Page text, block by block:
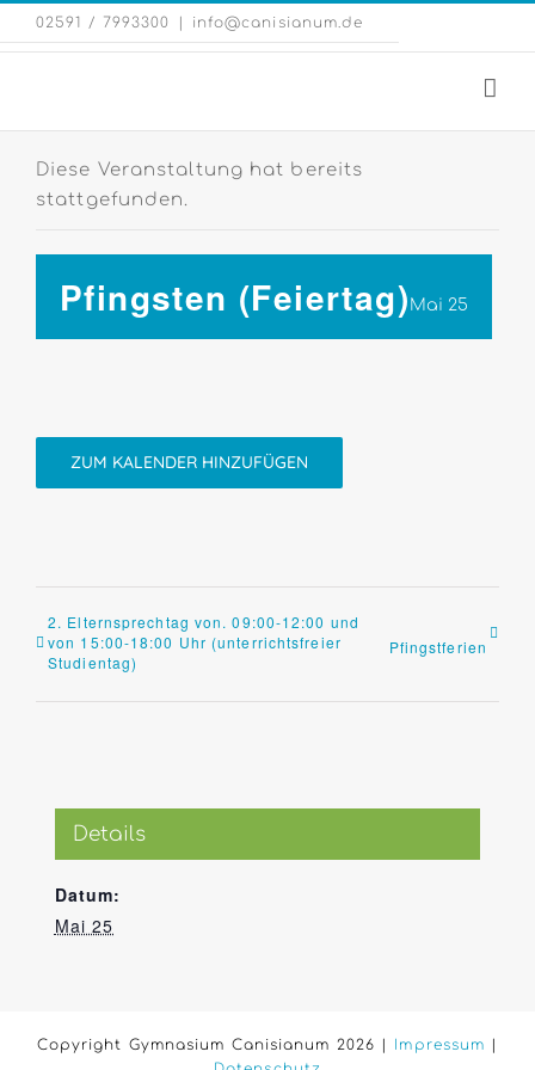
Zum
Inhalt
02591 / 7993300 info@canisianum.de
Diese Veranstaltung hat bereits
stattgefunden.
Pfingsten (Feiertag) Mai 25
ZUM KALENDER HINZUFÜGEN
2. Elternsprechtag von. 09:00-12:00 und
von 15:00-18:00 Uhr (unterrichtsfreier
Studientag)
Pfingstferien
Details
Datum:
Mai 25
Copyright Gymnasium Canisianum 2026 | Impressum |